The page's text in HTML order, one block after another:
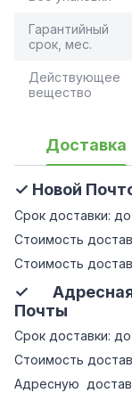
Гарантийный
срок, мес.
Действующее
вещество
Доставка
✓ Новой
Срок доставки:
Стоимость
Стоимость
✓ Адресная
Почты
Срок доставки:
Стоимость
Адресную